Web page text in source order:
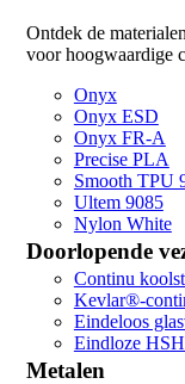
Ontdek de
voor hoogwaardige
Onyx
Onyx ESD
Onyx FR-A
Precise PLA
Smooth TPU
Ultem 9085
Nylon White
Doorlopende
Continu
Kevlar®-
Eindeloos
Eindloze
Metalen